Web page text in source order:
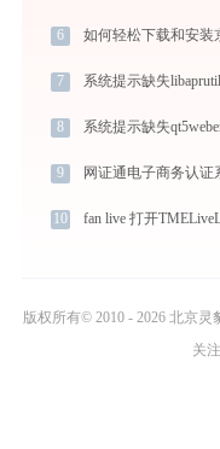
6
7 系统提示缺失
8 系统提示缺失
9
10 fan live 打开
版权所有© 2010 - 2026 北京灵
关